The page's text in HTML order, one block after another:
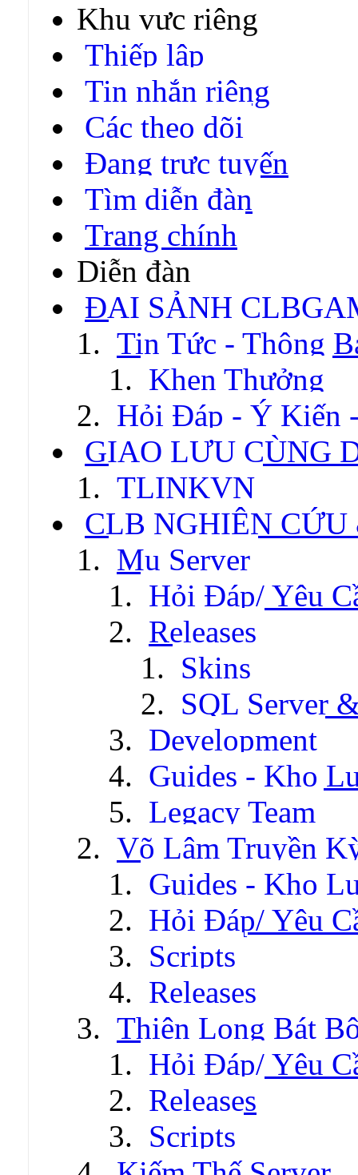
Khu vực riêng
Thiếp lập
Tin nhắn riêng
Các theo dõi
Đang trực tuyến
Tìm diễn đàn
Trang chính
Diễn đàn
ĐẠI SẢNH
Tin Tức - Thông
Khen Thưởng
Hỏi Đáp - Ý Kiến
GIAO LƯU CÙNG
TLINKVN
CLB NGHIÊN
Mu Server
Hỏi Đáp/ Yêu
Releases
Skins
SQL Server
Development
Guides - Kho
Legacy Team
Võ Lâm Truyền
Guides - Kho
Hỏi Đáp/ Yêu
Scripts
Releases
Thiên Long Bát
Hỏi Đáp/ Yêu
Releases
Scripts